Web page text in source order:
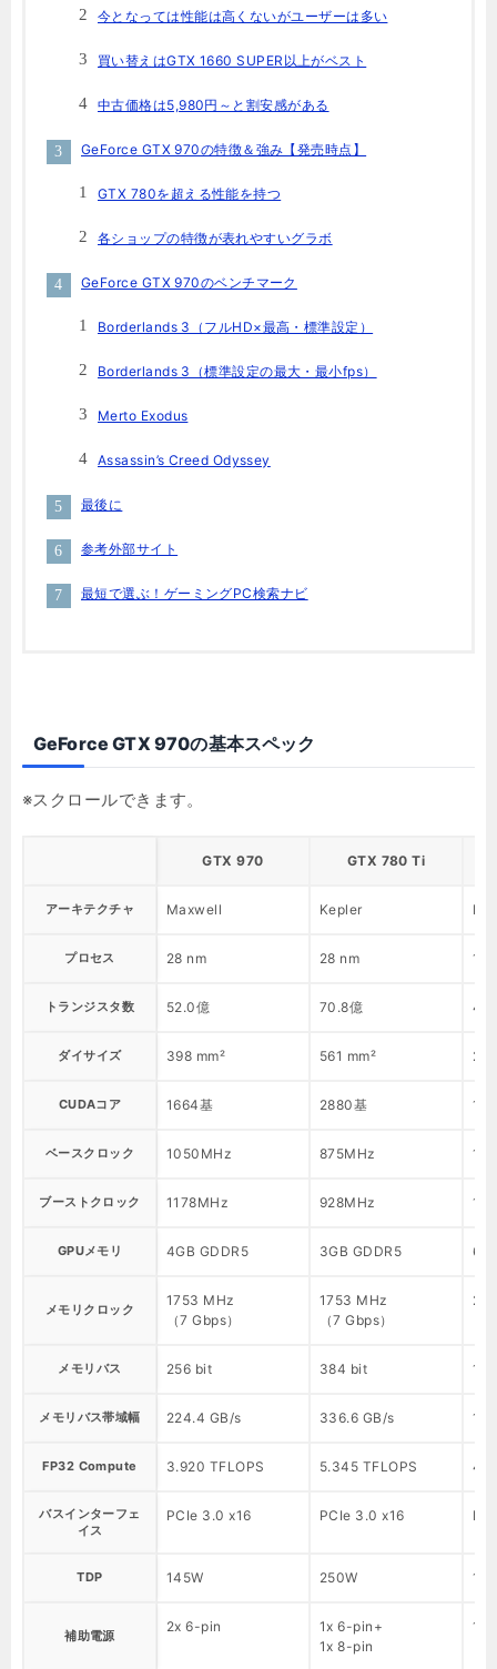
今となっては性能は高くないがユーザーは多い
買い替えはGTX 1660 SUPER以上がベスト
中古価格は5,980円～と割安感がある
GeForce GTX 970の特徴＆強み【発売時点】
GTX 780を超える性能を持つ
各ショップの特徴が表れやすいグラボ
GeForce GTX 970のベンチマーク
Borderlands 3（フルHD×最高・標準設定）
Borderlands 3（標準設定の最大・最小fps）
Merto Exodus
Assassin’s Creed Odyssey
最後に
参考外部サイト
最短で選ぶ！ゲーミングPC検索ナビ
GeForce GTX 970の基本スペック
GTX 970 GTX 780 Ti
アーキテクチャ Maxwell Kepler
プロセス 28 nm 28 nm 16
トランジスタ数 52.0億 70.8億
ダイサイズ 398 mm² 561 mm²
CUDAコア 1664基 2880基
ベースクロック 1050MHz 875MHz
ブーストクロック 1178MHz 928MHz
GPUメモリ 4GB GDDR5 3GB GDDR5
メモリクロック
1753 MHz
（7 Gbps）
1753 MHz
（7 Gbps）
メモリバス 256 bit 384 bit
メモリバス帯域幅 224.4 GB/s 336.6 GB/s
FP32 Compute 3.920 TFLOPS 5.345 TFLOPS
バスインターフェ
イス
PCIe 3.0 x16 PCIe 3.0 x16
TDP 145W 250W
補助電源
2x 6-pin
1x 6-pin+
1x 8-pin
1x